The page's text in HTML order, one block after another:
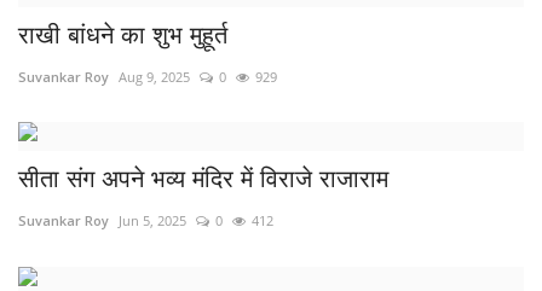
राखी बांधने का शुभ मुहूर्त
Suvankar Roy Aug 9, 2025 0 929
सीता संग अपने भव्य मंदिर में विराजे राजाराम
Suvankar Roy Jun 5, 2025 0 412